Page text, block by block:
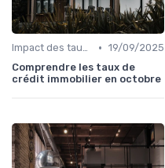
Impact des taux d'intérêt • 19/09/2025
Comprendre les taux de
crédit immobilier en octobre